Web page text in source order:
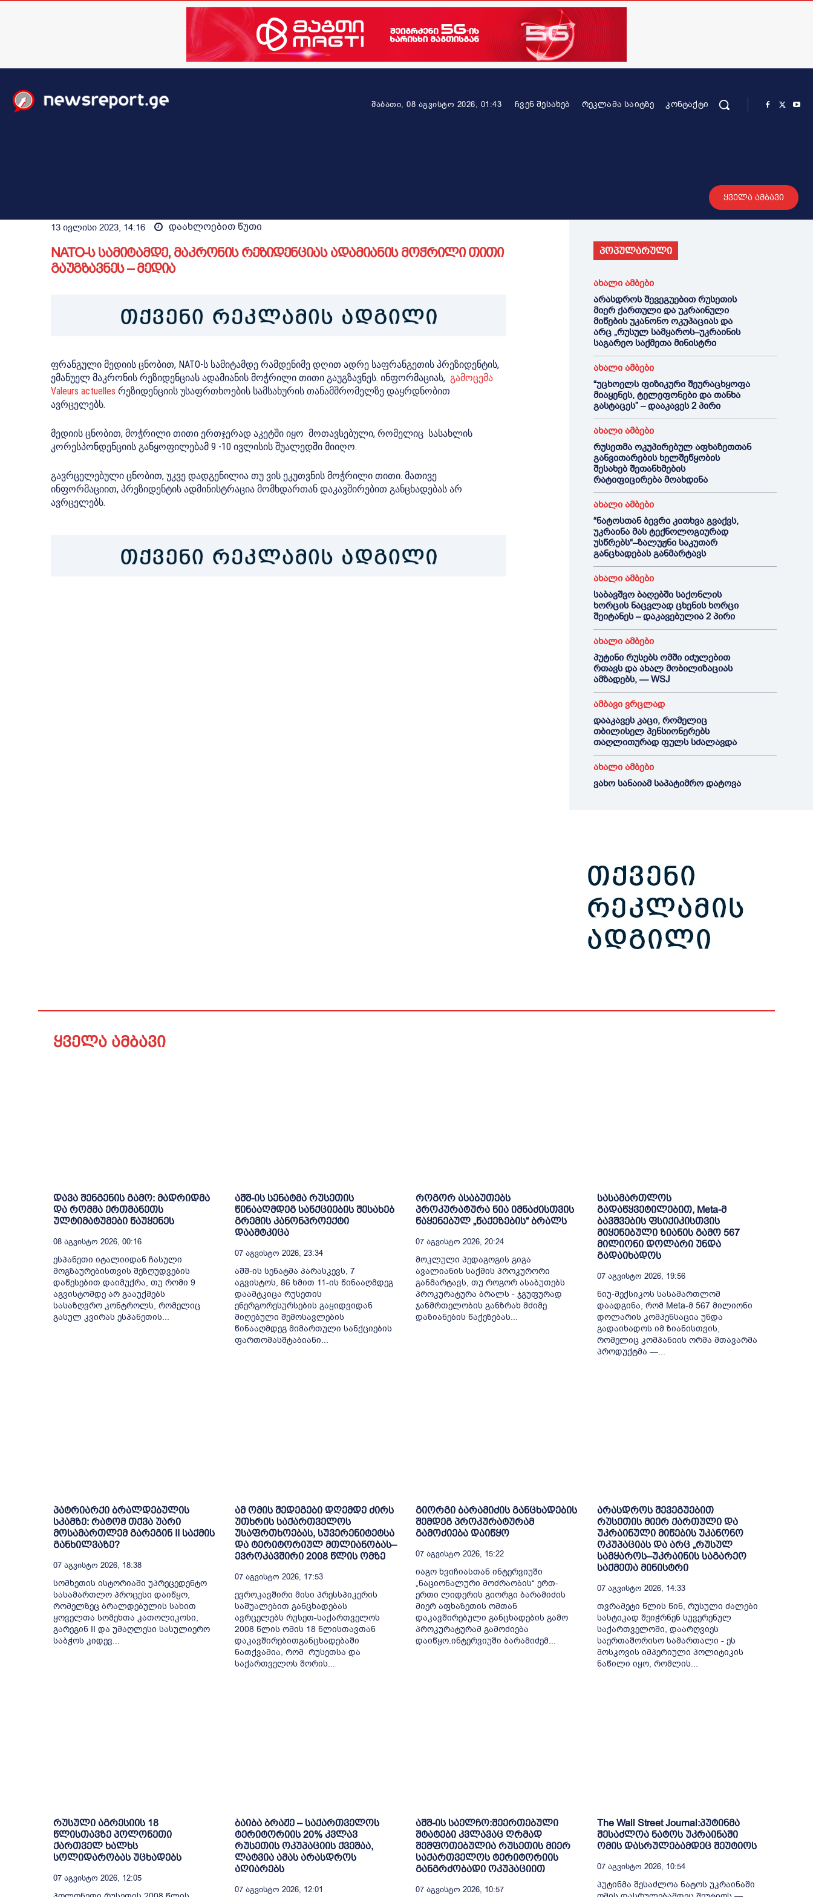
შაბათი, 08 აგვისტო 2026, 01:43 ᲩᲕᲔᲜ ᲨᲔᲡᲐᲮᲔᲑ ᲠᲔᲙᲚᲐᲛᲐ ᲡᲐᲘᲢᲖᲔ ᲙᲝᲜᲢᲐᲥᲢᲘ
ყველა ამბავი
13 ივლისი 2023, 14:16 დაახლოებით წუთი
NATO-ს სამიტამდე, მაკრონის რეზიდენციას ადამიანის მოჭრილი თითი
გაუგზავნეს – მედია
ფრანგული მედიის ცნობით, NATO-ს სამიტამდე რამდენიმე დღით ადრე საფრანგეთის პრეზიდენტის,
ემანუელ მაკრონის რეზიდენციას ადამიანის მოჭრილი თითი გაუგზავნეს. ინფორმაციას, გამოცემა
Valeurs actuelles რეზიდენციის უსაფრთხოების სამსახურის თანამშრომელზე დაყრდნობით
ავრცელებს.
მედიის ცნობით, მოჭრილი თითი ერთჯერად აკეტში იყო მოთავსებული, რომელიც სასახლის
კორესპონდენციის განყოფილებამ 9 -10 ივლისის შუალედში მიიღო.
გავრცელებული ცნობით, უკვე დადგენილია თუ ვის ეკუთვნის მოჭრილი თითი. მათივე
ინფორმაციით, პრეზიდენტის ადმინისტრაცია მომხდართან დაკავშირებით განცხადებას არ
ავრცელებს.
პოპულარული
ახალი ამბები
არასდროს შევეგუებით რუსეთის
მიერ ქართული და უკრაინული
მიწების უკანონო ოკუპაციას და
არც „რუსულ სამყაროს–უკრაინის
საგარეო საქმეთა მინისტრი
ახალი ამბები
“უცხოელს ფიზიკური შეურაცხყოფა
მიაყენეს, ტელეფონები და თანხა
გასტაცეს” – დააკავეს 2 პირი
ახალი ამბები
რუსეთმა ოკუპირებულ აფხაზეთთან
განვითარების ხელშეწყობის
შესახებ შეთანხმების
რატიფიცირება მოახდინა
ახალი ამბები
“ნატოსთან ბევრი კითხვა გვაქვს,
უკრაინა მას ტექნოლოგიურად
უსწრებს“–ზალუჟნი საკუთარ
განცხადებას განმარტავს
ახალი ამბები
საბავშვო ბაღებში საქონლის
ხორცის ნაცვლად ცხენის ხორცი
შეიტანეს – დაკავებულია 2 პირი
ახალი ამბები
პუტინი რუსებს ომში იძულებით
რთავს და ახალ მობილიზაციას
ამზადებს, — WSJ
ამბავი ვრცლად
დააკავეს კაცი, რომელიც
თბილისელ პენსიონერებს
თაღლითურად ფულს სძალავდა
ახალი ამბები
ვახო სანაიამ საპატიმრო დატოვა
ყველა ამბავი
დავა შენგენის გამო: მადრიდმა
და რომმა ერთმანეთს
ულტიმატუმები წაუყენეს
08 Აგვისტო 2026, 00:16
ესპანეთი იტალიიდან ჩასული
მოგზაურებისთვის შეზღუდვების
დაწესებით დაიმუქრა, თუ რომი 9
აგვისტომდე არ გააუქმებს
სასაზღვრო კონტროლს, რომელიც
გასულ კვირას ესპანეთის...
აშშ-ის სენატმა რუსეთის
წინააღმდეგ სანქციების შესახებ
გრემის კანონპროექტი
დაამტკიცა
07 Აგვისტო 2026, 23:34
აშშ-ის სენატმა პარასკევს, 7
აგვისტოს, 86 ხმით 11-ის წინააღმდეგ
დაამტკიცა რუსეთის
ენერგორესურსების გაყიდვიდან
მიღებული შემოსავლების
წინააღმდეგ მიმართული სანქციების
ფართომასშტაბიანი...
როგორ ასაბუთებს
პროკურატურა ნია იმნაძისთვის
წაყენებულ „წაქეზების“ ბრალს
07 Აგვისტო 2026, 20:24
მოკლული პედაგოგის გიგა
ავალიანის საქმის პროკურორი
განმარტავს, თუ როგორ ასაბუთებს
პროკურატურა ბრალს - ჯგუფურად
ჯანმრთელობის განზრახ მძიმე
დაზიანების წაქეზებას...
სასამართლოს
გადაწყვეტილებით, Meta-მ
ბავშვების ფსიქიკისთვის
მიყენებული ზიანის გამო 567
მილიონი დოლარი უნდა
გადაიხადოს
07 Აგვისტო 2026, 19:56
ნიუ-მექსიკოს სასამართლომ
დაადგინა, რომ Meta-მ 567 მილიონი
დოლარის კომპენსაცია უნდა
გადაიხადოს იმ ზიანისთვის,
რომელიც კომპანიის ორმა მთავარმა
პროდუქტმა —...
პატრიარქი ბრალდებულის
სკამზე: რატომ თქვა უარი
მოსამართლემ გარეგინ II საქმის
განხილვაზე?
07 Აგვისტო 2026, 18:38
სომხეთის ისტორიაში უპრეცედენტო
სასამართლო პროცესი დაიწყო,
რომელზეც ბრალდებულის სახით
ყოველთა სომეხთა კათოლიკოსი,
გარეგინ II და უმაღლესი სასულიერო
საბჭოს კიდევ...
ამ ომის შედეგები დღემდე ძირს
უთხრის საქართველოს
უსაფრთხოებას, სუვერენიტეტსა
და ტერიტორიულ მთლიანობას–
ევროკავშირი 2008 წლის ომზე
07 Აგვისტო 2026, 17:53
ევროკავშირი მისი პრესსპიკერის
საშუალებით განცხადებას
ავრცელებს რუსეთ-საქართველოს
2008 წლის ომის 18 წლისთავთან
დაკავშირებითგანცხადებაში
ნათქვამია, რომ რუსეთსა და
საქართველოს შორის...
გიორგი ბარამიძის განცხადების
შემდეგ პროკურატურამ
გამოძიება დაიწყო
07 Აგვისტო 2026, 15:22
იაგო ხვიჩიასთან ინტერვიუში
„ნაციონალური მოძრაობის“ ერთ-
ერთი ლიდერის გიორგი ბარამიძის
მიერ აფხაზეთის ომთან
დაკავშირებული განცხადების გამო
პროკურატურამ გამოძიება
დაიწყო.ინტერვიუში ბარამიძემ...
არასდროს შევეგუებით
რუსეთის მიერ ქართული და
უკრაინული მიწების უკანონო
ოკუპაციას და არც „რუსულ
სამყაროს–უკრაინის საგარეო
საქმეთა მინისტრი
07 Აგვისტო 2026, 14:33
თვრამეტი წლის წინ, რუსული ძალები
სასტიკად შეიჭრნენ სუვერენულ
საქართველოში, დაარღვიეს
საერთაშორისო სამართალი - ეს
მოსკოვის იმპერიული პოლიტიკის
ნაწილი იყო, რომლის...
რუსული აგრესიის 18
წლისთავზე პოლონეთი
ქართველ ხალხს
სოლიდარობას უცხადებს
07 Აგვისტო 2026, 12:05
ბაიბა ბრაჟე – საქართველოს
ტერიტორიის 20% კვლავ
რუსეთის ოკუპაციის ქვეშაა,
ლატვია ამას არასდროს
აღიარებს
07 Აგვისტო 2026, 12:01
აშშ-ის საელჩო:შეერთებული
შტატები კვლავაც ღრმად
შეშფოთებულია რუსეთის მიერ
საქართველოს ტერიტორიის
განგრძობადი ოკუპაციით
07 Აგვისტო 2026, 10:57
The Wall Street Journal:პუტინმა
შესაძლოა ნატოს უკრაინაში
ომის დასრულებამდეც შეუტიოს
07 Აგვისტო 2026, 10:54
პუტინმა შესაძლოა ნატოს უკრაინაში